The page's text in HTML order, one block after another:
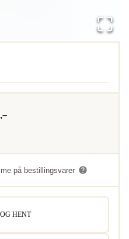
,–
på bestillingsvarer
HENT